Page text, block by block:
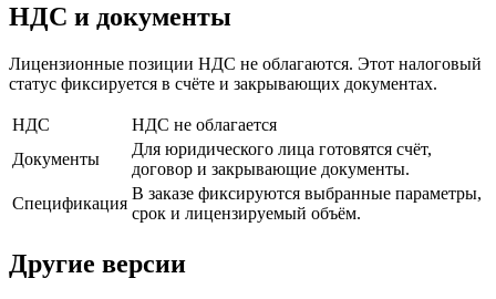
НДС и документы
Лицензионные позиции НДС не облагаются. Этот налоговый
статус фиксируется в счёте и закрывающих документах.
НДС
НДС не облагается
Документы
Для юридического лица готовятся счёт,
договор и закрывающие документы.
Спецификация
В заказе фиксируются выбранные параметры,
срок и лицензируемый объём.
Другие версии